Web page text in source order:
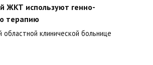
ЖКТ используют генно-
терапию
клинической больнице